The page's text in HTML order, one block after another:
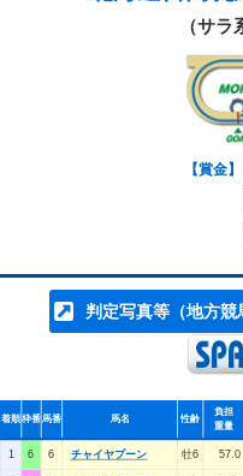
（サ
【賞金】
判定写真等（地方競
着順枠番馬番 馬名 性齢
負担
重量
1 6 6 チャイヤプーン 牡6 57.0